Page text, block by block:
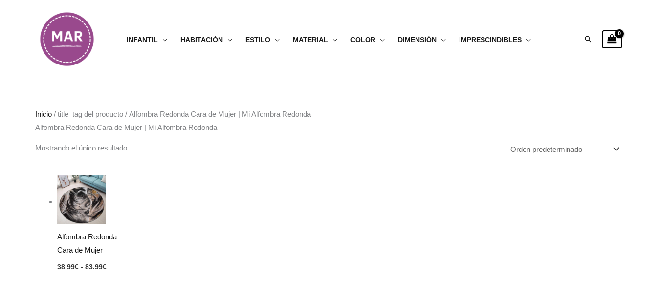
INFANTIL HABITACIÓN ESTILO MATERIAL COLOR DIMENSIÓN IMPRESCINDIBLES Buscar
Inicio / title_tag del producto / Alfombra Redonda Cara de Mujer | Mi Alfombra Redonda
Alfombra Redonda Cara de Mujer | Mi Alfombra Redonda
Mostrando el único resultado
Alfombra Redonda
Cara de Mujer
38.99€ - 83.99€